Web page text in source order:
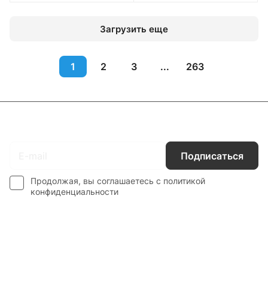
Загрузить еще
1 2 3 ... 263
Подписаться
Продолжая, вы соглашаетесь с политикой
конфиденциальности